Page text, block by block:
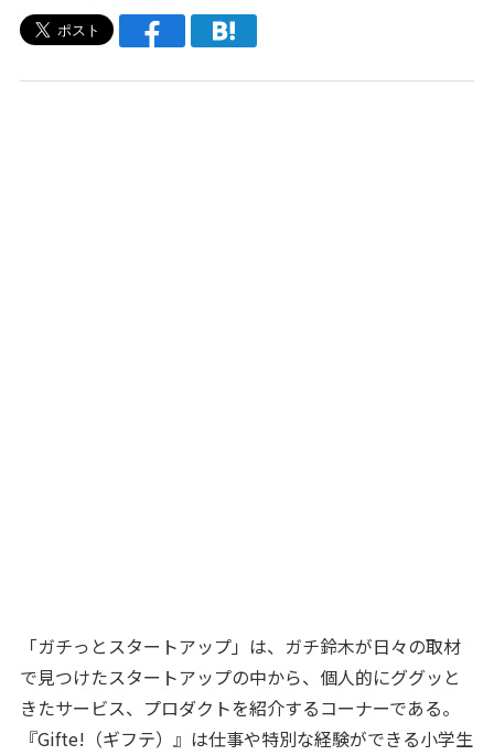
「ガチっとスタートアップ」は、ガチ鈴木が日々の取材
で見つけたスタートアップの中から、個人的にググッと
きたサービス、プロダクトを紹介するコーナーである。
『Gifte!（ギフテ）』は仕事や特別な経験ができる小学生